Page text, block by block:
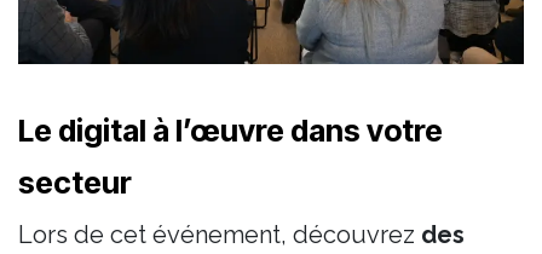
Le digital à l’œuvre dans votre
secteur
Lors de cet événement, découvrez des